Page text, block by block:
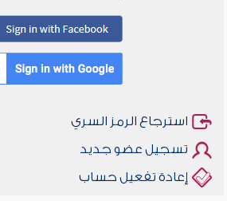
استرجاع الرمز السري
تسجيل عضو جديد
إعادة تفعيل حساب